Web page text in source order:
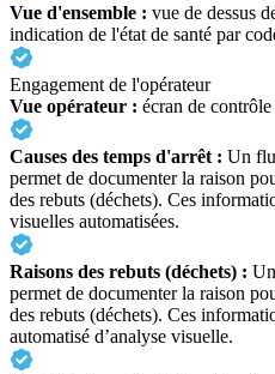
Vue d'ensemble : vue de dessus
indication de l'état de santé par
Engagement de l'opérateur
Vue opérateur : écran de
Causes des temps d'arrêt : Un
permet de documenter la raison
des rebuts (déchets). Ces
visuelles automatisées.
Raisons des rebuts (déchets) :
permet de documenter la raison
des rebuts (déchets). Ces
automatisé d’analyse visuelle.